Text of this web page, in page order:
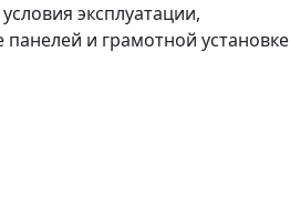
эксплуатации,
и грамотной установке